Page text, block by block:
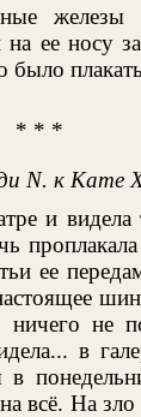
ее носу
было
* * *
N. к Кате
и
ее
не
в
в
всё. На